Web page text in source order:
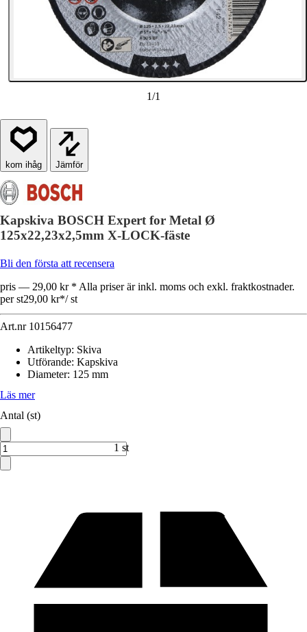
1/1
Jämför
Kapskiva BOSCH Expert for Metal Ø
125x22,23x2,5mm X-LOCK-fäste
Bli den första att recensera
pris — 29,00 kr * Alla priser är inkl. moms och exkl. fraktkostnader.
per st29,00 kr*/ st
Art.nr 10156477
Artikeltyp: Skiva
Utförande: Kapskiva
Diameter: 125 mm
Läs mer
Antal (st)
1 st